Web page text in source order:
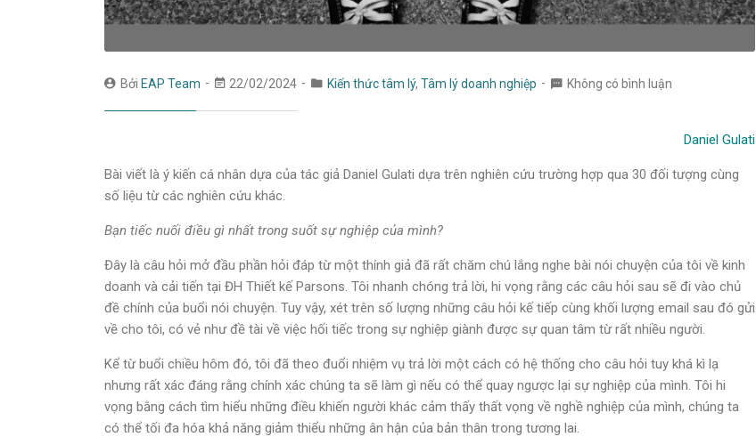
Bởi EAP Team 22/02/2024 Kiến thức tâm lý, Tâm lý doanh nghiệp Không có bình luận
Daniel Gulati
Bài viết là ý kiến cá nhân dựa của tác giả Daniel Gulati dựa trên nghiên cứu trường hợp qua 30 đối tượng cùng
số liệu từ các nghiên cứu khác.
Bạn tiếc nuối điều gì nhất trong suốt sự nghiệp của mình?
Đây là câu hỏi mở đầu phần hỏi đáp từ một thính giả đã rất chăm chú lắng nghe bài nói chuyện của tôi về kinh
doanh và cải tiến tại ĐH Thiết kế Parsons. Tôi nhanh chóng trả lời, hi vọng rằng các câu hỏi sau sẽ đi vào chủ
đề chính của buổi nói chuyện. Tuy vậy, xét trên số lượng những câu hỏi kế tiếp cùng khối lượng email sau đó gửi
về cho tôi, có vẻ như đề tài về việc hối tiếc trong sự nghiệp giành được sự quan tâm từ rất nhiều người.
Kể từ buổi chiều hôm đó, tôi đã theo đuổi nhiệm vụ trả lời một cách có hệ thống cho câu hỏi tuy khá kì lạ
nhưng rất xác đáng rằng chính xác chúng ta sẽ làm gì nếu có thể quay ngược lại sự nghiệp của mình. Tôi hi
vọng bằng cách tìm hiểu những điều khiến người khác cảm thấy thất vọng về nghề nghiệp của mình, chúng ta
có thể tối đa hóa khả năng giảm thiểu những ân hận của bản thân trong tương lai.